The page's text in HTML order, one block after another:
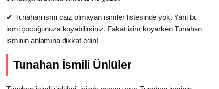
✔ Tunahan ismi caiz olmayan isimler listesinde yok. Yani bu
ismi çocuğunuza koyabilirsiniz. Fakat isim koyarken Tunahan
isminin anlamına dikkat edin!
Tunahan İsmili Ünlüler